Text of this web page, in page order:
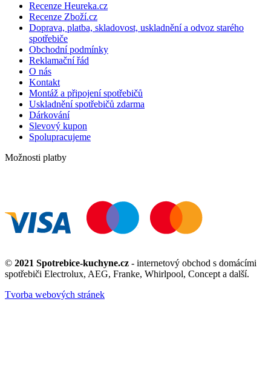
Recenze Heureka.cz
Recenze Zboží.cz
Doprava, platba, skladovost, uskladnění a odvoz starého
spotřebiče
Obchodní podmínky
Reklamační řád
O nás
Kontakt
Montáž a připojení spotřebičů
Uskladnění spotřebičů zdarma
Dárkování
Slevový kupon
Spolupracujeme
Možnosti platby
© 2021 Spotrebice-kuchyne.cz - internetový obchod s domácími
spotřebiči Electrolux, AEG, Franke, Whirlpool, Concept a další.
Tvorba webových stránek